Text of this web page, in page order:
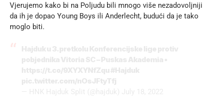
Vjerujemo kako bi na Poljudu bili mnogo više nezadovoljniji
da ih je dopao Young Boys ili Anderlecht, budući da je tako
moglo biti.